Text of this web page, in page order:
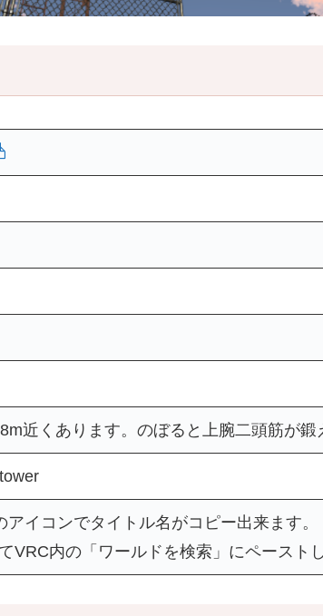
近くあります。のぼると上腕二頭筋が鍛
アイコンでタイトル名がコピー出来ます。
VRC内の「ワールドを検索」にペースト